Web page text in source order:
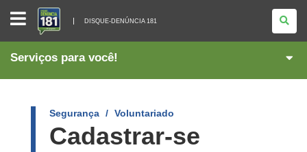
DISQUE-
DENÚNCIA
181
DISQUE-DENÚNCIA 181
Serviços para você!
Segurança Voluntariado
Cadastrar-se